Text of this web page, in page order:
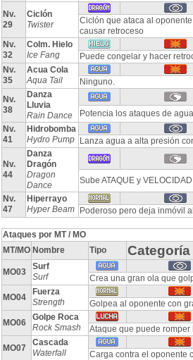
Nv.
29
Ciclón
Twister
Ciclón que ataca al
causar retroceso
Nv.
32
Colm. Hielo
Ice Fang
Puede congelar y hacer
Nv.
35
Acua Cola
Aqua Tail
Ninguno.
Nv.
38
Danza
Lluvia
Rain Dance
Potencia los ataques de
Nv.
41
Hidrobomba
Hydro Pump
Lanza agua a alta presión
Nv.
44
Danza
Dragón
Dragon
Dance
Sube ATAQUE y
Nv.
47
Hiperrayo
Hyper Beam
Poderoso pero deja inmóvil
Ataques por MT / MO
MT/MO Nombre Tipo Categoría
MO03
Surf
Surf
Crea una gran ola que
MO04
Fuerza
Strength
Golpea al oponente con
MO06
Golpe Roca
Rock Smash
Ataque que puede
MO07
Cascada
Waterfall
Carga contra el oponente